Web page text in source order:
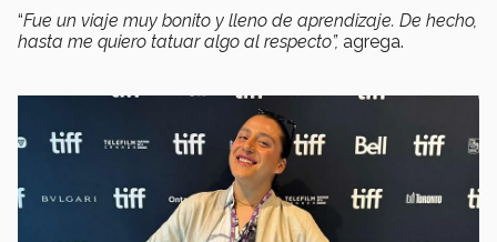
“Fue un viaje muy bonito y lleno de aprendizaje. De hecho,
hasta me quiero tatuar algo al respecto”, agrega.